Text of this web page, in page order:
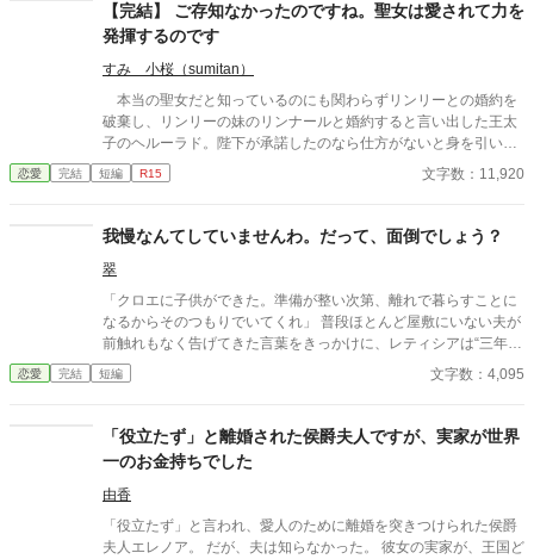
【完結】 ご存知なかったのですね。聖女は愛されて力を
発揮するのです
すみ 小桜（sumitan）
本当の聖女だと知っているのにも関わらずリンリーとの婚約を
破棄し、リンリーの妹のリンナールと婚約すると言い出した王太
子のヘルーラド。陛下が承諾したのなら仕方がないと身を引いた
リンリー。 リンナールとヘルーラドの婚約発表の時、リンリー
にとって追放ととれる発表までされて……。
恋愛 完結 短編 R15 文字数：11,920
我慢なんてしていませんわ。だって、面倒でしょう？
翠
「クロエに子供ができた。準備が整い次第、離れで暮らすことに
なるからそのつもりでいてくれ」 普段ほとんど屋敷にいない夫が
前触れもなく告げてきた言葉をきっかけに、レティシアは“三年
間”の契約を終わらせることにした。 赤の他人を屋敷に迎えるこ
とはしない。 不要なものに感情を砕く理由などない。 「だって、
切り捨ててしまいましょう。
恋愛 完結 短編 文字数：4,095
「役立たず」と離婚された侯爵夫人ですが、実家が世界
一のお金持ちでした
由香
「役立たず」と言われ、愛人のために離婚を突きつけられた侯爵
夫人エレノア。 だが、夫は知らなかった。 彼女の実家が、王国ど